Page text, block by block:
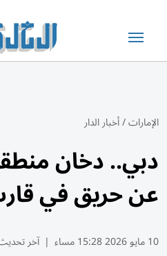
الإمارات/أخبار الدار
دبي.. دخان
عن حريق في
10 مايو 2026 15:28 مساء | آخر